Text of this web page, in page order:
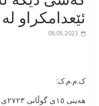
ئێعدامکراو
08.05.2023
ک.م.م.ک: